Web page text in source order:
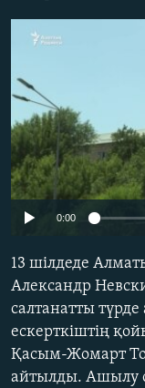
Русский
Басқа тілдерде
No
0:00
13 шілдеде
Александр
салтанатты
ескерткіштің
Қасым-Жомарт
айтылды. Ашылу